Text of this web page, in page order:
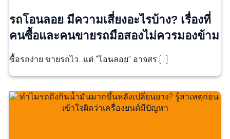
รถโอนลอย มีความเสี่ยงอะไรบ้าง? เรื่องที่
คนซื้อและคนขายรถมือสองไม่ควรมองข้าม
ซื้อรถง่าย ขายรถไว…แต่ “โอนลอย” อาจสร […]